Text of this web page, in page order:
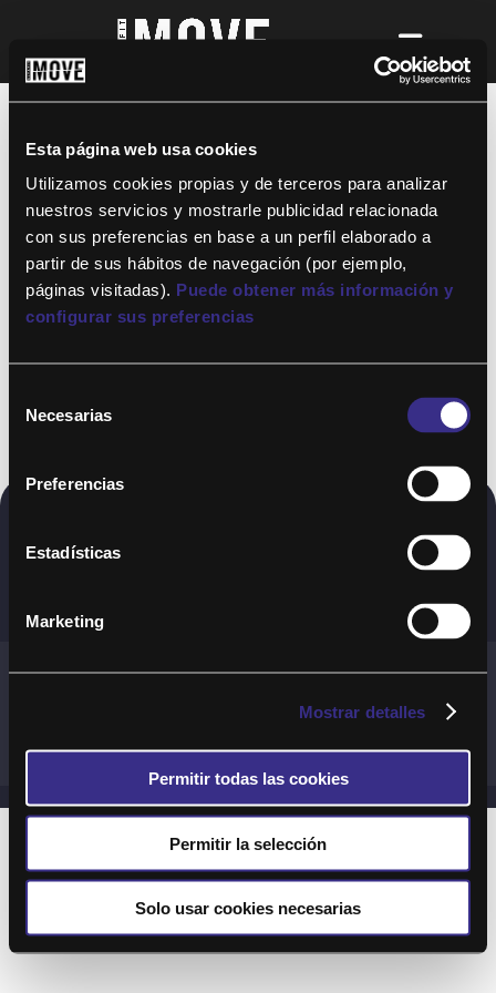
Esta página web usa cookies
Utilizamos cookies propias y de terceros para analizar
nuestros servicios y mostrarle publicidad relacionada
con sus preferencias en base a un perfil elaborado a
partir de sus hábitos de navegación (por ejemplo,
páginas visitadas). Puede obtener más información y
configurar sus preferencias
Necesarias
Preferencias
Estadísticas
Marketing
Mostrar detalles
Permitir todas las cookies
Permitir la selección
Solo usar cookies necesarias
¡Para disfrutar de ALTAFIT MOVE tienes
así podrás acceder a todos nuestros
entrenamientos y clases online donde
quieras!
Copyright © 2020. Todos los derechos
Términos y Cond. Generales de uso del Servicio
Preguntas Frecuentes